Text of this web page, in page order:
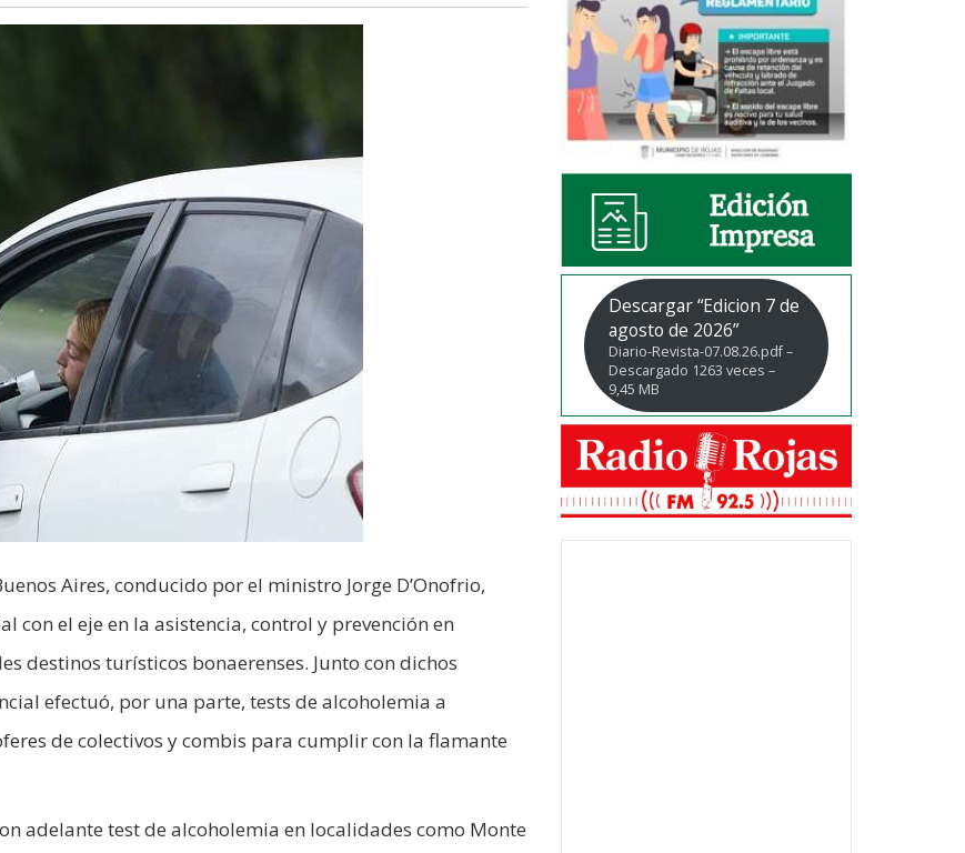
Aires, conducido por el ministro Jorge D’Onofrio,
el eje en la asistencia, control y prevención en
destinos turísticos bonaerenses. Junto con dichos
efectuó, por una parte, tests de alcoholemia a
de colectivos y combis para cumplir con la flamante
adelante test de alcoholemia en localidades como Monte
Descargar “Edicion 7 de
agosto de 2026”
Diario-Revista-07.08.26.pdf –
Descargado 1263 veces –
9,45 MB